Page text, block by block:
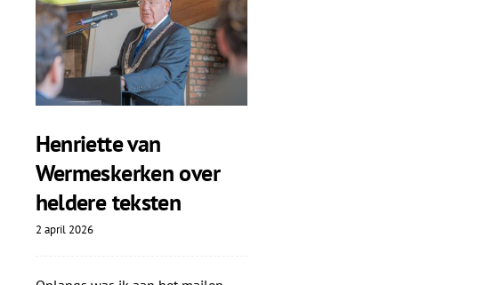
Henriette van
Wermeskerken over
heldere teksten
2 april 2026